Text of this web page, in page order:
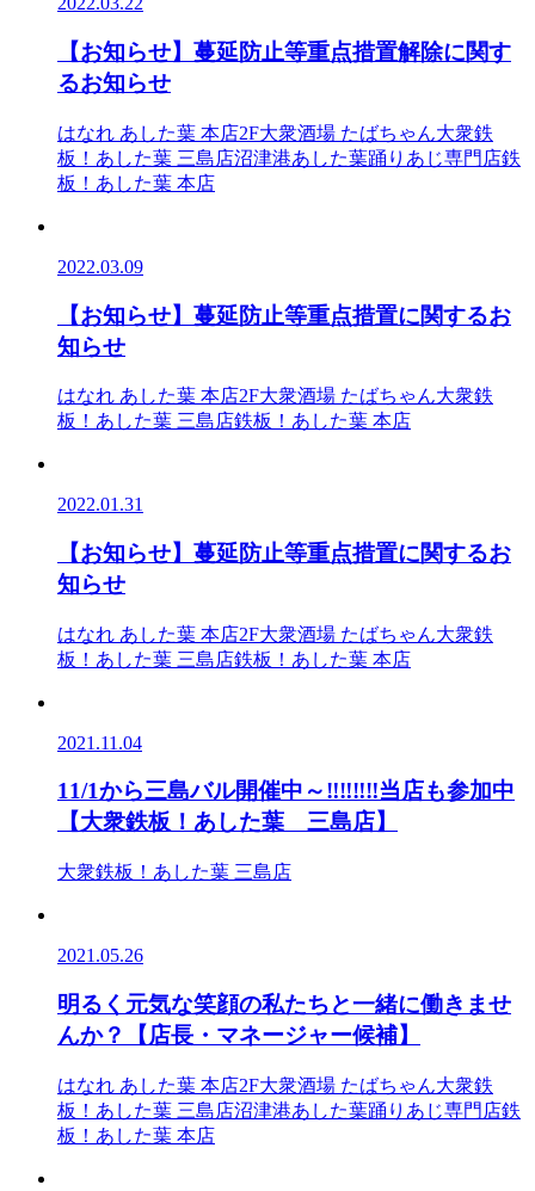
【お知らせ】蔓延防止等重点措置解除に関す
るお知らせ
はなれ あした葉 本店2F大衆酒場 たばちゃん大衆鉄
板！あした葉 三島店沼津港あした葉踊りあじ専門店鉄
板！あした葉 本店
2022.03.09
【お知らせ】蔓延防止等重点措置に関するお
知らせ
はなれ あした葉 本店2F大衆酒場 たばちゃん大衆鉄
板！あした葉 三島店鉄板！あした葉 本店
2022.01.31
【お知らせ】蔓延防止等重点措置に関するお
知らせ
はなれ あした葉 本店2F大衆酒場 たばちゃん大衆鉄
板！あした葉 三島店鉄板！あした葉 本店
2021.11.04
11/1から三島バル開催中～‼‼‼‼当店も参加中
【大衆鉄板！あした葉 三島店】
大衆鉄板！あした葉 三島店
2021.05.26
明るく元気な笑顔の私たちと一緒に働きませ
んか？【店長・マネージャー候補】
はなれ あした葉 本店2F大衆酒場 たばちゃん大衆鉄
板！あした葉 三島店沼津港あした葉踊りあじ専門店鉄
板！あした葉 本店